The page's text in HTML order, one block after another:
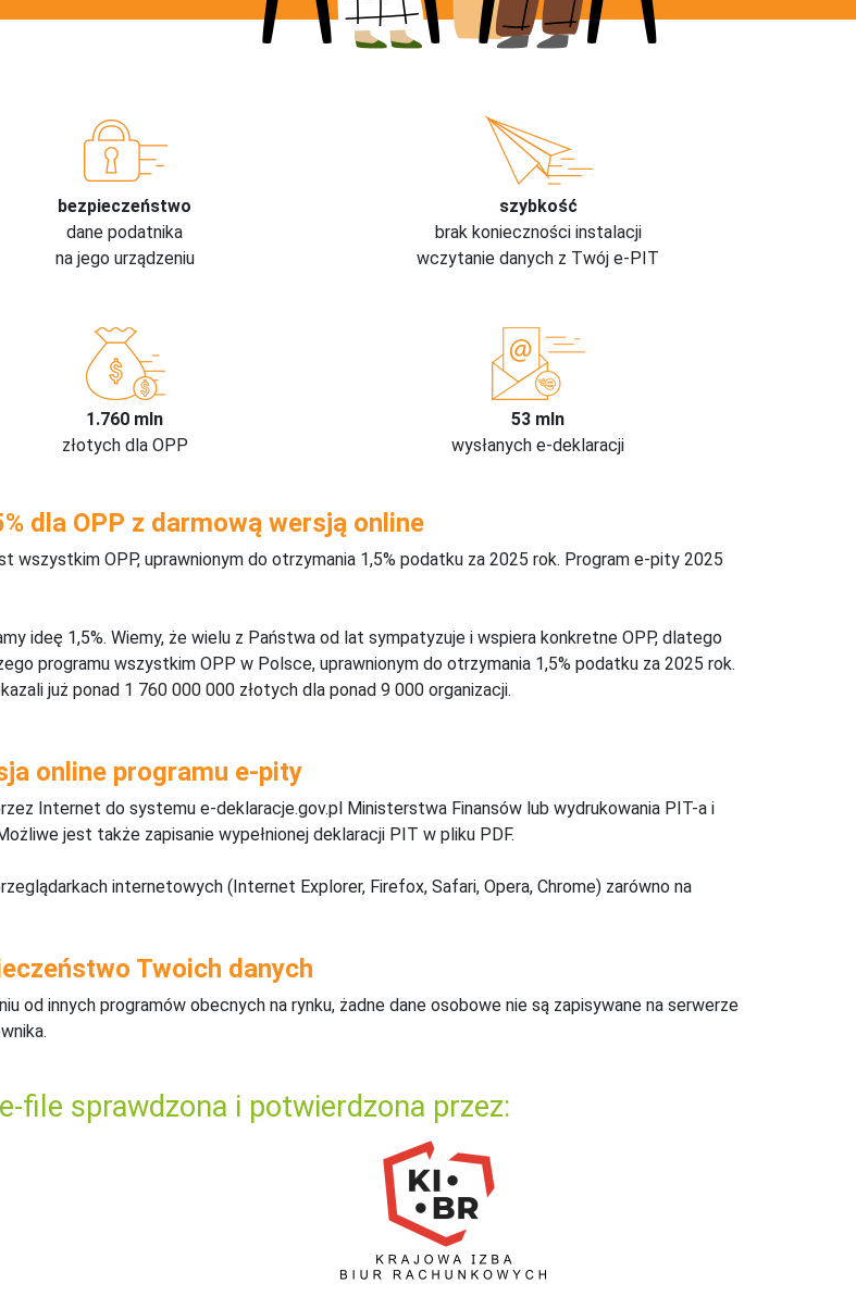
bezpieczeństwo
dane podatnika
na jego urządzeniu
szybkość
brak konieczności instalacji
wczytanie danych z Twój e-PIT
1.760 mln
złotych dla OPP
53 mln
wysłanych e-deklaracji
dla OPP z darmową wersją online
wszystkim OPP, uprawnionym do otrzymania 1,5% podatku za 2025 rok. Program e-pity 2025
ideę 1,5%. Wiemy, że wielu z Państwa od lat sympatyzuje i wspiera konkretne OPP, dlatego
programu wszystkim OPP w Polsce, uprawnionym do otrzymania 1,5% podatku za 2025 rok.
już ponad 1 760 000 000 złotych dla ponad 9 000 organizacji.
online programu e-pity
Internet do systemu e-deklaracje.gov.pl Ministerstwa Finansów lub wydrukowania PIT-a i
jest także zapisanie wypełnionej deklaracji PIT w pliku PDF.
internetowych (Internet Explorer, Firefox, Safari, Opera, Chrome) zarówno na
Twoich danych
od innych programów obecnych na rynku, żadne dane osobowe nie są zapisywane na serwerze
file sprawdzona i potwierdzona przez: